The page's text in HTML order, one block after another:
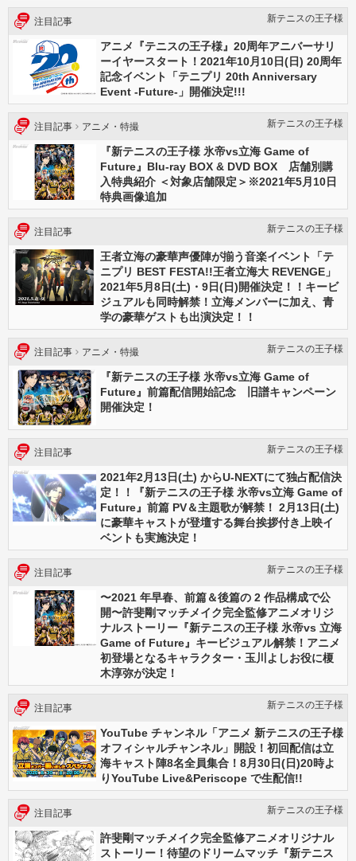
注目記事 新テニスの王⼦様
アニメ『テニスの王子様』20周年アニバーサリ
ーイヤースタート！2021年10月10日(日) 20周年
記念イベント「テニプリ 20th Anniversary
Event -Future-」開催決定!!!
注目記事 アニメ・特撮 新テニスの王⼦様
『新テニスの王子様 氷帝vs立海 Game of
Future』Blu-ray BOX & DVD BOX 店舗別購
入特典紹介 ＜対象店舗限定＞※2021年5月10日
特典画像追加
注目記事 新テニスの王⼦様
王者立海の豪華声優陣が揃う音楽イベント「テ
ニプリ BEST FESTA!!王者立海大 REVENGE」
2021年5月8日(土)・9日(日)開催決定！！キービ
ジュアルも同時解禁！立海メンバーに加え、青
学の豪華ゲストも出演決定！！
注目記事 アニメ・特撮 新テニスの王⼦様
『新テニスの王子様 氷帝vs立海 Game of
Future』前篇配信開始記念 旧譜キャンペーン
開催決定！
注目記事 新テニスの王⼦様
2021年2月13日(土) からU-NEXTにて独占配信決
定！！『新テニスの王子様 氷帝vs立海 Game of
Future』前篇 PV＆主題歌が解禁！ 2月13日(土)
に豪華キャストが登壇する舞台挨拶付き上映イ
ベントも実施決定！
注目記事 新テニスの王⼦様
〜2021 年早春、前篇＆後篇の 2 作品構成で公
開〜許斐剛マッチメイク完全監修アニメオリジ
ナルストーリー『新テニスの王⼦様 氷帝vs ⽴海
Game of Future』キービジュアル解禁！アニメ
初登場となるキャラクター・⽟川よしお役に榎
木淳弥が決定！
注目記事 新テニスの王⼦様
YouTube チャンネル「アニメ 新テニスの王⼦様
オフィシャルチャンネル」開設！初回配信は⽴
海キャスト陣8名全員集合！8⽉30⽇(⽇)20時よ
りYouTube Live&Periscope で⽣配信!!
注目記事 新テニスの王子様
許斐剛マッチメイク完全監修アニメオリジナル
ストーリー！待望のドリームマッチ『新テニス